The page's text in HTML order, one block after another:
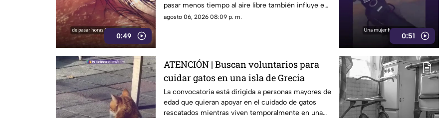
0:49
pasar menos tiempo al aire libre también influye en
su desarrollo.
agosto 06, 2026 08:09 p. m.
0:51
ATENCIÓN | Buscan voluntarios para
cuidar gatos en una isla de Grecia
La convocatoria está dirigida a personas mayores de
edad que quieran apoyar en el cuidado de gatos
rescatados mientras viven temporalmente en una